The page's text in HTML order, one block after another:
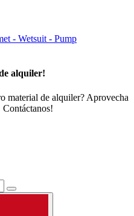
- Wetsuit - Pump
alquiler!
material de alquiler? Aprovecha
Contáctanos!